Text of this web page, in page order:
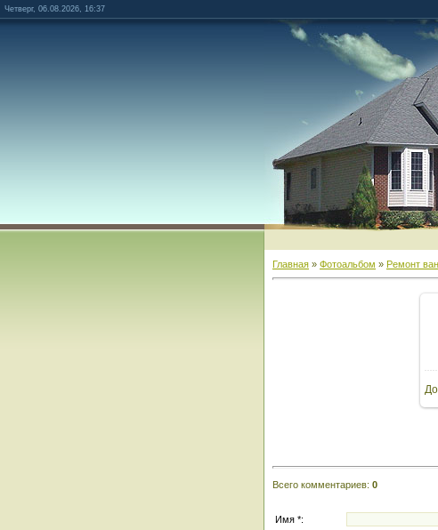
Четверг, 06.08.2026, 16:37
Главная » Фотоальбом » Ремонт
Всего комментариев: 0
Имя *: